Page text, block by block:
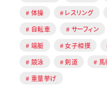
体操
レスリング
自転車
サーフィン
端艇
女子相撲
競泳
剣道 馬
重量挙げ